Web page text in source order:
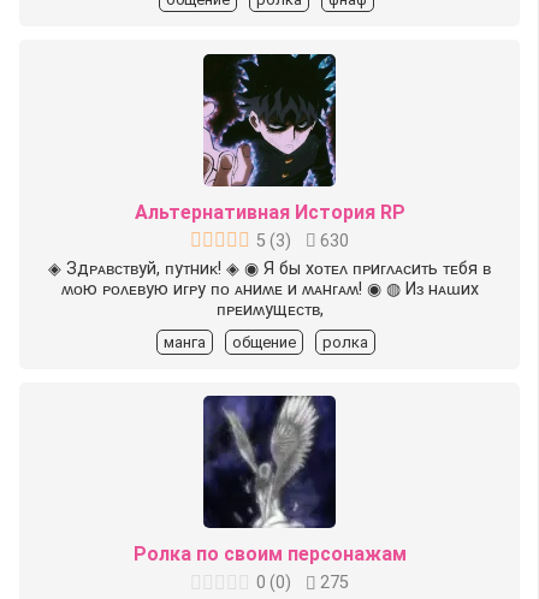
Альтернативная История RP
5 (3)
630
◈ Здᴩᴀʙᴄᴛʙуй, ᴨуᴛниᴋ! ◈ ◉ Я бы хᴏᴛᴇᴧ ᴨᴩиᴦᴧᴀᴄиᴛь ᴛᴇбя ʙ
ʍᴏю ᴩᴏᴧᴇʙую иᴦᴩу ᴨᴏ ᴀниʍᴇ и ʍᴀнᴦᴀʍ! ◉ ◍ Иɜ нᴀɯих
ᴨᴩᴇиʍущᴇᴄᴛʙ,
манга общение ролка
Ролка по своим персонажам
0 (0)
275